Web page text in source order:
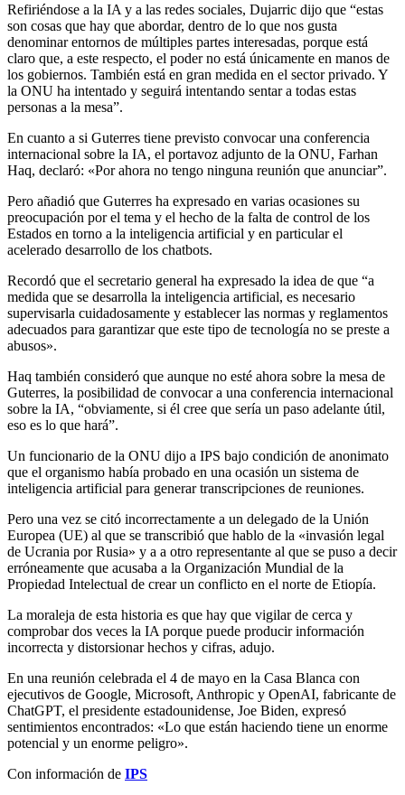
Refiriéndose a la IA y a las redes sociales, Dujarric dijo que “estas
son cosas que hay que abordar, dentro de lo que nos gusta
denominar entornos de múltiples partes interesadas, porque está
claro que, a este respecto, el poder no está únicamente en manos de
los gobiernos. También está en gran medida en el sector privado. Y
la ONU ha intentado y seguirá intentando sentar a todas estas
personas a la mesa”.
En cuanto a si Guterres tiene previsto convocar una conferencia
internacional sobre la IA, el portavoz adjunto de la ONU, Farhan
Haq, declaró: «Por ahora no tengo ninguna reunión que anunciar”.
Pero añadió que Guterres ha expresado en varias ocasiones su
preocupación por el tema y el hecho de la falta de control de los
Estados en torno a la inteligencia artificial y en particular el
acelerado desarrollo de los chatbots.
Recordó que el secretario general ha expresado la idea de que “a
medida que se desarrolla la inteligencia artificial, es necesario
supervisarla cuidadosamente y establecer las normas y reglamentos
adecuados para garantizar que este tipo de tecnología no se preste a
abusos».
Haq también consideró que aunque no esté ahora sobre la mesa de
Guterres, la posibilidad de convocar a una conferencia internacional
sobre la IA, “obviamente, si él cree que sería un paso adelante útil,
eso es lo que hará”.
Un funcionario de la ONU dijo a IPS bajo condición de anonimato
que el organismo había probado en una ocasión un sistema de
inteligencia artificial para generar transcripciones de reuniones.
Pero una vez se citó incorrectamente a un delegado de la Unión
Europea (UE) al que se transcribió que hablo de la «invasión legal
de Ucrania por Rusia» y a a otro representante al que se puso a decir
erróneamente que acusaba a la Organización Mundial de la
Propiedad Intelectual de crear un conflicto en el norte de Etiopía.
La moraleja de esta historia es que hay que vigilar de cerca y
comprobar dos veces la IA porque puede producir información
incorrecta y distorsionar hechos y cifras, adujo.
En una reunión celebrada el 4 de mayo en la Casa Blanca con
ejecutivos de Google, Microsoft, Anthropic y OpenAI, fabricante de
ChatGPT, el presidente estadounidense, Joe Biden, expresó
sentimientos encontrados: «Lo que están haciendo tiene un enorme
potencial y un enorme peligro».
Con información de IPS